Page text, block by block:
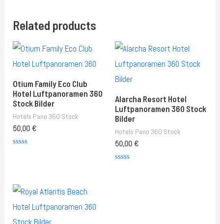
Related products
Otium Family Eco Club
Hotel Luftpanoramen 360
Stock Bilder
Hotels Pano 360 Stock
50,00 €
Alarcha Resort Hotel
Luftpanoramen 360 Stock
Bilder
Hotels Pano 360 Stock
50,00 €